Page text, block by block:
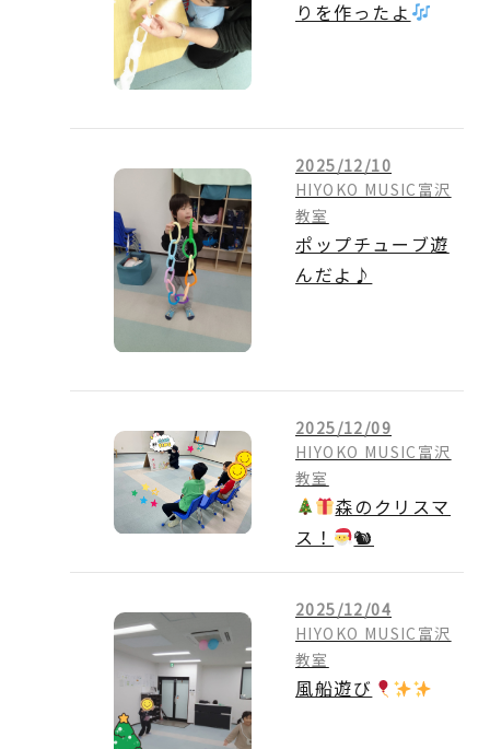
りを作ったよ
2025/12/10
HIYOKO MUSIC富沢
教室
ポップチューブ遊
んだよ♪
2025/12/09
HIYOKO MUSIC富沢
教室
森のクリスマ
ス！
🐿
2025/12/04
HIYOKO MUSIC富沢
教室
風船遊び